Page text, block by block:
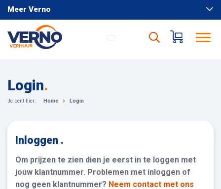
Meer Verno
Login.
Je bent hier: Home Login
Inloggen .
Om prijzen te zien dien je eerst in te loggen met
jouw klantnummer. Problemen met inloggen of
nog geen klantnummer? Neem contact met ons